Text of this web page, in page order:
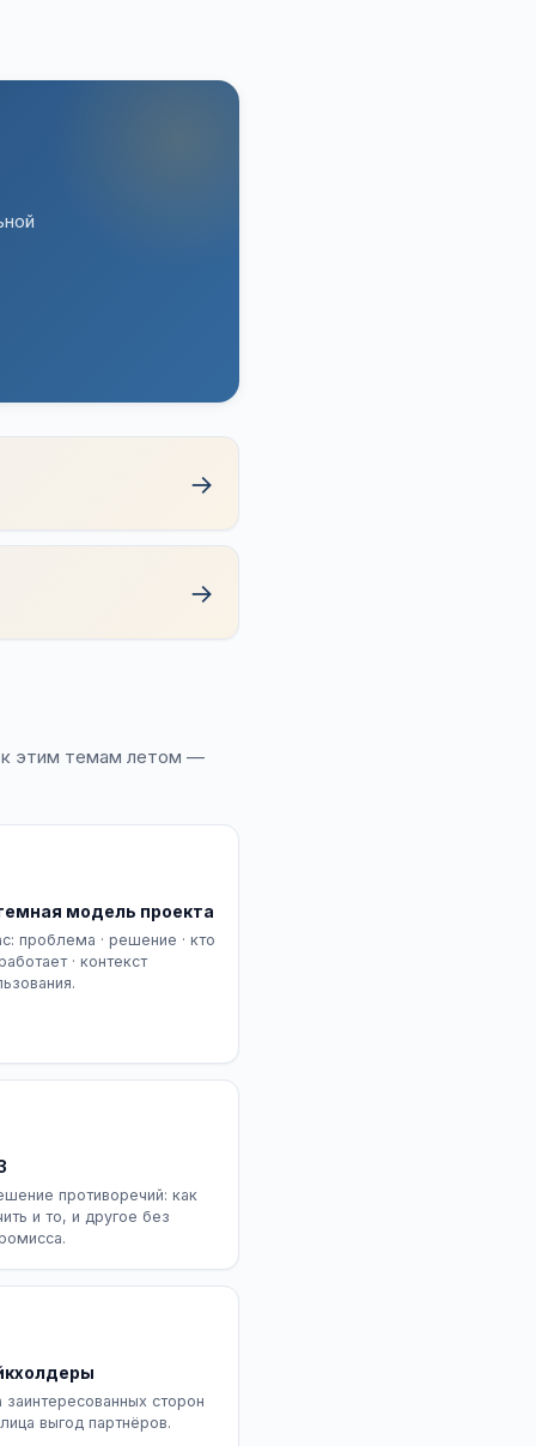
→
→
к этим темам летом —
модель проекта
проблема · решение · кто
· контекст
противоречий: как
и то, и другое без
заинтересованных сторон
выгод партнёров.